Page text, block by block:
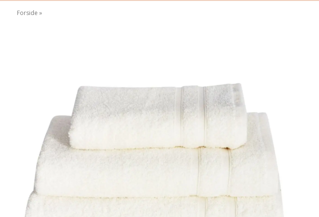
Forside »